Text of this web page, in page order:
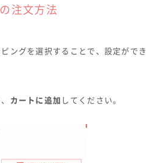
注文方法
ングを選択することで、設定ができ
カートに追加 してください。